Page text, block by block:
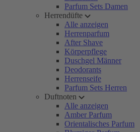
Parfum Sets Damen
Herrendüfte
Alle anzeigen
Herrenparfum
After Shave
Körperpflege
Duschgel Männer
Deodorants
Herrenseife
Parfum Sets Herren
Duftnoten
Alle anzeigen
Amber Parfum
Orientalisches Parfum